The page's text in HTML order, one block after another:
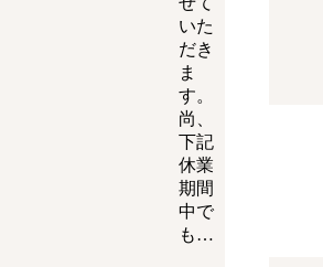
いた
だき
ま
す。
尚、
下記
休業
期間
中で
も…